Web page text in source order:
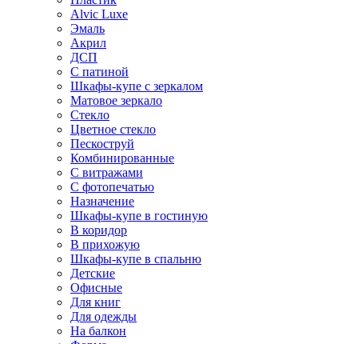
Alvic Luxe
Эмаль
Акрил
ДСП
С патиной
Шкафы-купе с зеркалом
Матовое зеркало
Стекло
Цветное стекло
Пескоструй
Комбинированные
С витражами
С фотопечатью
Назначение
Шкафы-купе в гостиную
В коридор
В прихожую
Шкафы-купе в спальню
Детские
Офисные
Для книг
Для одежды
На балкон